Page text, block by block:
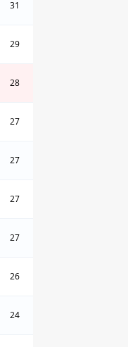
31
29
28
27
27
27
27
26
24